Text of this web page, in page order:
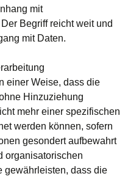
mit
Begriff reicht weit und
mit Daten.
einer Weise, dass die
Hinzuziehung
mehr einer spezifischen
werden können, sofern
gesondert aufbewahrt
organisatorischen
gewährleisten, dass die